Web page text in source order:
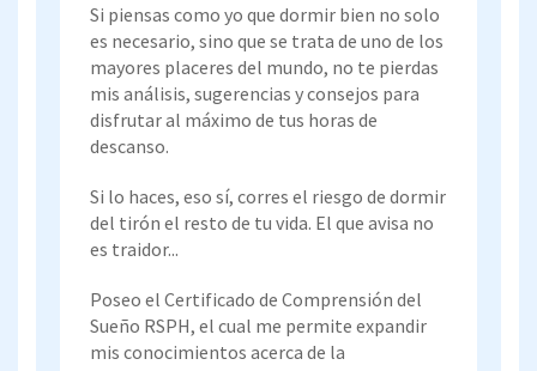
Si piensas como yo que dormir bien no solo
es necesario, sino que se trata de uno de los
mayores placeres del mundo, no te pierdas
mis análisis, sugerencias y consejos para
disfrutar al máximo de tus horas de
descanso.
Si lo haces, eso sí, corres el riesgo de dormir
del tirón el resto de tu vida. El que avisa no
es traidor...
Poseo el Certificado de Comprensión del
Sueño RSPH, el cual me permite expandir
mis conocimientos acerca de la